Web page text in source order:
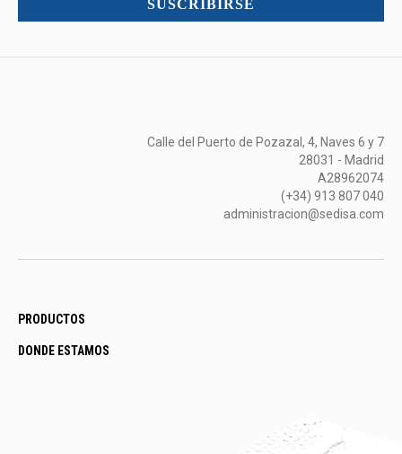
SUSCRIBIRSE
Calle del Puerto de Pozazal, 4, Naves 6 y 7
28031 - Madrid
A28962074
(+34) 913 807 040
administracion@sedisa.com
PRODUCTOS
DONDE ESTAMOS